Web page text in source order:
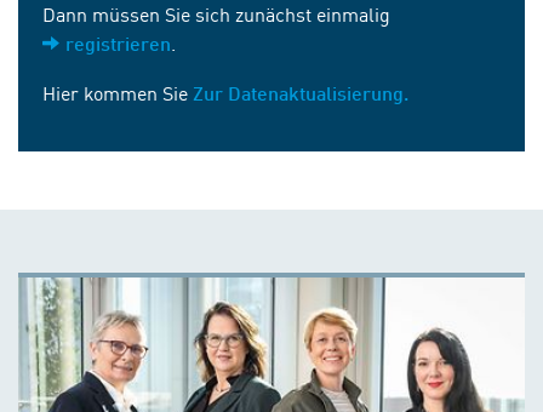
Dann müssen Sie sich zunächst einmalig
registrieren
Hier kommen Sie Zur Datenaktualisierung.